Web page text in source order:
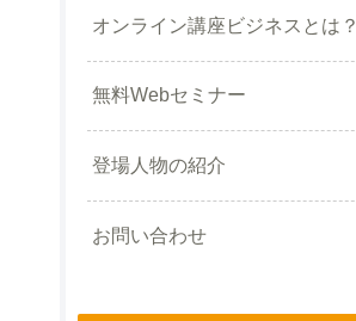
オンライン講座ビジネスとは？
無料Webセミナー
登場人物の紹介
お問い合わせ